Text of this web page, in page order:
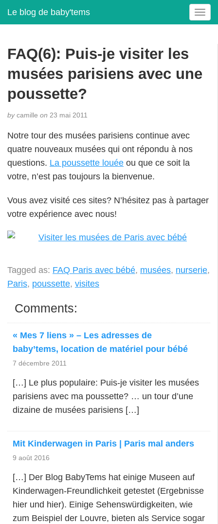
Le blog de baby'tems
T
o
n
FAQ(6): Puis-je visiter les
musées parisiens avec une
poussette?
bycamille on 23 mai 2011
Notre tour des musées parisiens continue avec
quatre nouveaux musées qui ont répondu à nos
questions. La poussette louée ou que ce soit la
votre, n’est pas toujours la bienvenue.
Vous avez visité ces sites? N’hésitez pas à partager
votre expérience avec nous!
Tagged as: FAQ Paris avec bébé, musées, nurserie,
Paris, poussette, visites
Comments:
« Mes 7 liens » – Les adresses de
baby’tems, location de matériel pour bébé
7 décembre 2011
[…] Le plus populaire: Puis-je visiter les musées
parisiens avec ma poussette? … un tour d’une
dizaine de musées parisiens […]
Mit Kinderwagen in Paris | Paris mal anders
9 août 2016
[…] Der Blog BabyTems hat einige Museen auf
Kinderwagen-Freundlichkeit getestet (Ergebnisse
hier und hier). Einige Sehenswürdigkeiten, wie
zum Beispiel der Louvre, bieten als Service sogar